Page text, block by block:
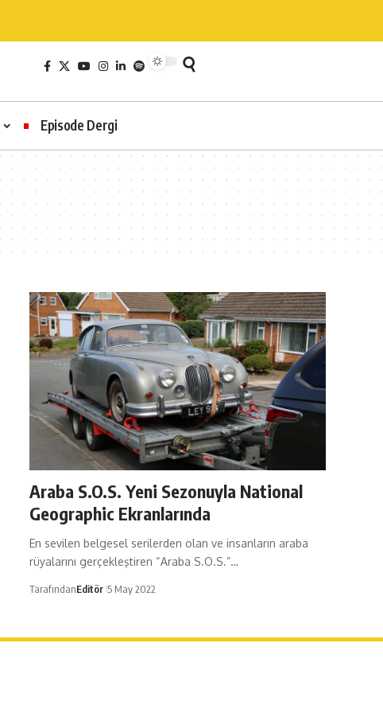
Episode Dergi
Araba S.O.S. Yeni Sezonuyla National
Geographic Ekranlarında
En sevilen belgesel serilerden olan ve insanların araba
rüyalarını gerçekleştiren “Araba S.O.S.”…
TarafındanEditör 5 May 2022